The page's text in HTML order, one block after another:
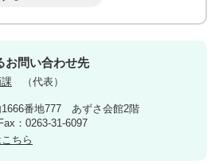
お問い合わせ先
代表
番地777 あずさ会館2階
Fax：0263-31-6097
ちら